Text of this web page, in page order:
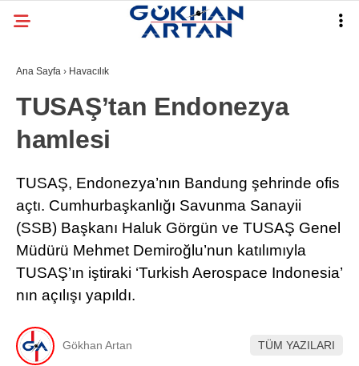
Ana Sayfa › Havacılık
TUSAŞ’tan Endonezya
hamlesi
TUSAŞ, Endonezya’nın Bandung şehrinde ofis
açtı. Cumhurbaşkanlığı Savunma Sanayii
(SSB) Başkanı Haluk Görgün ve TUSAŞ Genel
Müdürü Mehmet Demiroğlu’nun katılımıyla
TUSAŞ’ın iştiraki ‘Turkish Aerospace Indonesia’
nın açılışı yapıldı.
Gökhan Artan TÜM YAZILARI